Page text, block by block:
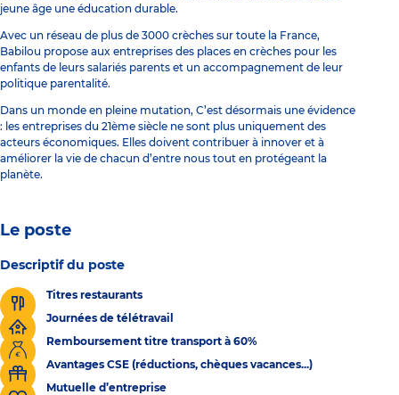
jeune âge une éducation durable.
Avec un réseau de plus de 3000 crèches sur toute la France,
Babilou propose aux entreprises des places en crèches pour les
enfants de leurs salariés parents et un accompagnement de leur
politique parentalité.
Dans un monde en pleine mutation, C’est désormais une évidence
: les entreprises du 21ème siècle ne sont plus uniquement des
acteurs économiques. Elles doivent contribuer à innover et à
améliorer la vie de chacun d’entre nous tout en protégeant la
planète.
Le poste
Descriptif du poste
Titres restaurants
Journées de télétravail
Remboursement titre transport à 60%
Avantages CSE (réductions, chèques vacances...)
Mutuelle d’entreprise